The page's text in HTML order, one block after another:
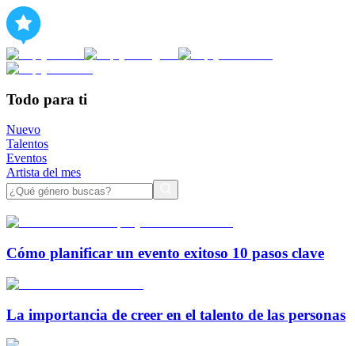
Todo para ti
Nuevo
Talentos
Eventos
Artista del mes
Cómo planificar un evento exitoso 10 pasos clave
La importancia de creer en el talento de las personas